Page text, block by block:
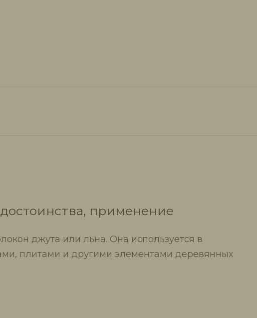
применение
джута или льна. Она используется в
плитами и другими элементами деревянных